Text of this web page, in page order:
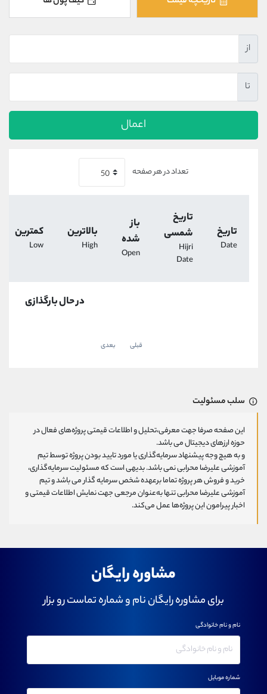
از
تا
اعمال
تعداد در هر صفحه
تاریخ
Date
تاریخ
شمسی
Hijri
Date
باز
شده
Open
بالاترین
High
کمترین
Low
در حال بارگذازی
قبلی بعدی
سلب مسئولیت
این صفحه صرفا جهت معرفی،تحلیل و اطلاعات قیمتی پروژه‌های فعال در
حوزه ارزهای دیجیتال می باشد.
و به هیچ وجه پیشنهاد سرمایه‌گذاری یا مورد تایید بودن پروژه توسط تیم
آموزشی علیرضا محرابی نمی باشد. بدیهی است که مسئولیت سرمایه‌گذاری،
خرید و فروش هر پروژه تماما برعهده شخص سرمایه گذار می باشد و تیم
آموزشی علیرضا محرابی تنها به‌عنوان مرجعی جهت نمایش اطلاعات قیمتی و
اخبار پیرامون این پروژه‌‌ها عمل می‌کند.
@alirezamehrabi_official
مشاوره رایگان
برای مشاوره رایگان نام و شماره تماست رو بزار
نام و نام خانوادگی
شماره موبایل